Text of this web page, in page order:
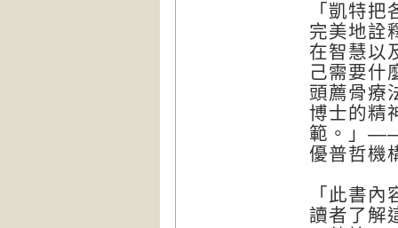
「凱特
完美地詮
在智慧以
己需要什
頭薦骨療
博士的精
範。」
優普哲機
「此書
讀者了解